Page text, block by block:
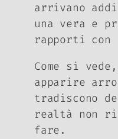
arrivano
una vera e
rapporti con
Come si
apparire
tradiscono
realtà non
fare.